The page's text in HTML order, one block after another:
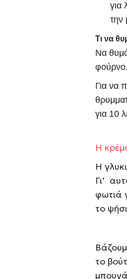
για
την
Τι να
Να
φούρνο.
Για να
για 10
Η
Η
Γι’
φωτιά
το
το